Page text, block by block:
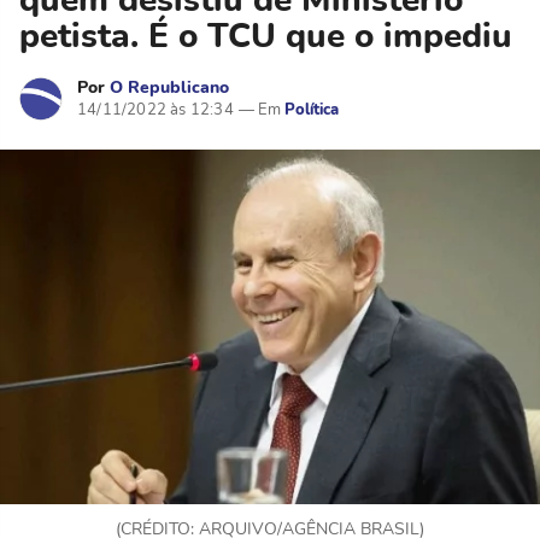
petista. É o TCU que o impediu
Por O Republicano
14/11/2022 às 12:34 Política
(CRÉDITO: ARQUIVO/AGÊNCIA BRASIL)